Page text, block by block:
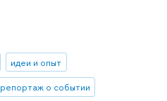
идеи и опыт
репортаж о событии